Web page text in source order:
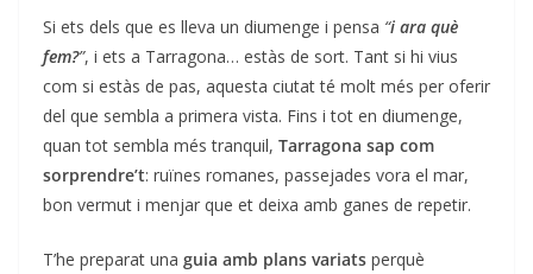
Si ets dels que es lleva un diumenge i pensa “i ara què
fem?”, i ets a Tarragona… estàs de sort. Tant si hi vius
com si estàs de pas, aquesta ciutat té molt més per oferir
del que sembla a primera vista. Fins i tot en diumenge,
quan tot sembla més tranquil, Tarragona sap com
sorprendre’t: ruïnes romanes, passejades vora el mar,
bon vermut i menjar que et deixa amb ganes de repetir.
T’he preparat una guia amb plans variats perquè